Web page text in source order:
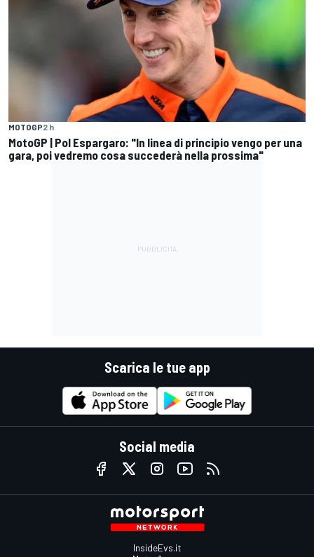
MOTOGP2 h
MotoGP | Pol Espargaro: "In linea di principio vengo per una
gara, poi vedremo cosa succederà nella prossima"
Scarica le tue app
Social media
InsideEvs.it